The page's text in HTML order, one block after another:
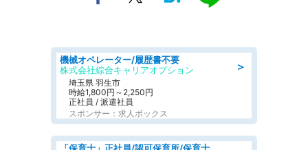
＞
機械オペレーター/履歴書不要
株式会社綜合キャリアオプション
埼玉県 羽生市
時給1,800円～2,250円
正社員 / 派遣社員
スポンサー：求人ボックス